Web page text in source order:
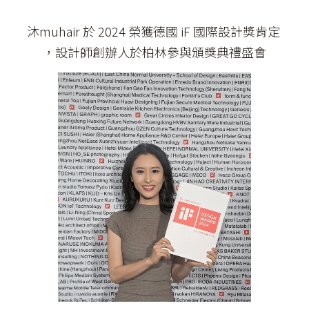
沐muhair 於 2024 榮獲德國 iF 國際設計獎肯定
，設計師創辦人於柏林參與頒獎典禮盛會